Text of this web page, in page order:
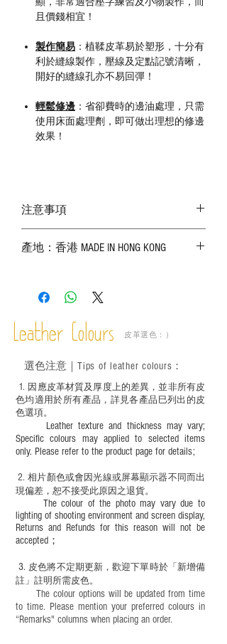
顯，非常適合壓字練習及小物製作，而
且價錢相宜！
製作簡易 ：植鞣皮革易於塑形，十分有
利於縫線製作，壓線及定點記號清晰，
開好的縫線孔亦不易回彈！
輕鬆修邊 ：省卻費時的邊油處理，只需
使用床面處理劑，即可做出理想的修邊
效果！
注意事項
的天然紋理、傷痕、蟲咬、皺摺、破洞和
－ 因應部位而厚度出現差異屬正常現象；
實物為準；
－ 植鞣皮革容易受環境、使用程度等產生
作前或完成後定期在皮面塗上皮革專用清
潔劑及貂鼠油等。
產地：香港 MADE IN HONG KONG
Leather Colours 皮革選色：）
1. ​ 因應皮革材質及厚度上的差異，並非所有皮
色均適用於所有產品，詳見各產品巳列出的皮
色選項。
Leather texture and thickness may vary;
Specific colours may applied to selected items
only. Please refer to the product page for details;
​2.相片顏色或會因光線或屏幕顯示器不同而出
現偏差，恕不接受此原因之退貨。
The colour of the photo may vary due to
lighting of shooting environment and screen display,
Returns and Refunds for this reason will not be
accepted；
3. 皮色將不定期更新，歡迎下單時於「新增備
註」註明 所需皮色。
The colour options will be updated from time
to time. Please mention your preferred colours in
“Remarks" columns when placing an order.
選色注意｜ Tips of leather colours ：